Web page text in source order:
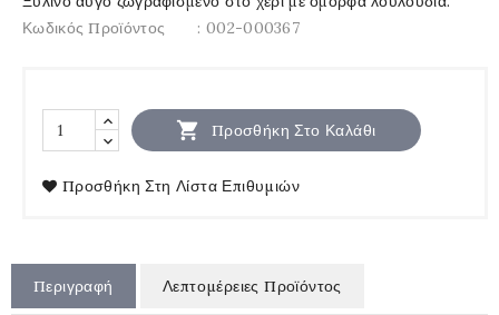
Κωδικός Προϊόντος
: 002-000367
 Προσθήκη Στο Καλάθι
Προσθήκη Στη Λίστα Επιθυμιών
Περιγραφή Λεπτομέρειες Προϊόντος